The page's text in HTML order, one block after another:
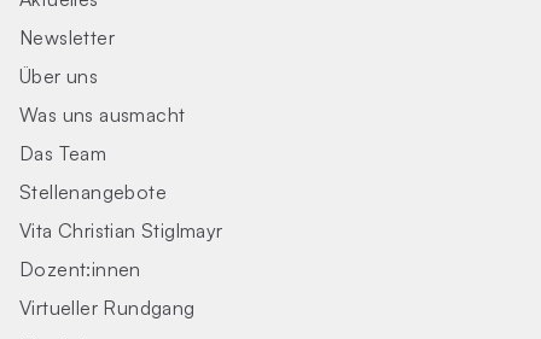
Newsletter
Über uns
Was uns ausmacht
Das Team
Stellenangebote
Vita Christian Stiglmayr
Dozent:innen
Virtueller Rundgang